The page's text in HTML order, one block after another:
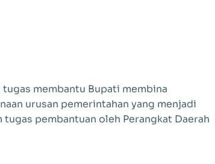
membantu Bupati membina
urusan pemerintahan yang menjadi
tugas pembantuan oleh Perangkat Daerah